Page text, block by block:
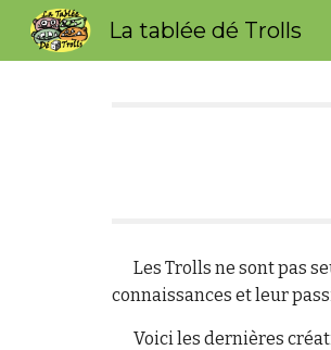
La tablée dé Trolls
Les Trolls ne sont pas
connaissances et leur
Voici les dernières